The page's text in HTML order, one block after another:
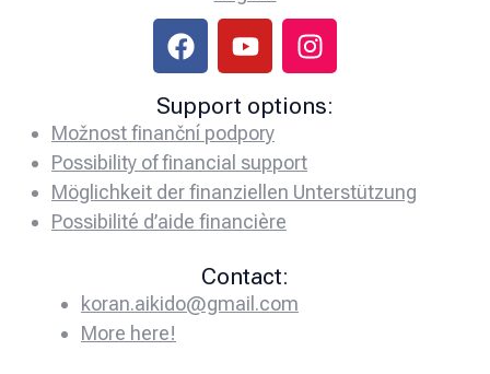
Support options:
Možnost finanční podpory
Possibility of financial support
Möglichkeit der finanziellen Unterstützung
Possibilité d’aide financière
Contact:
koran.aikido@gmail.com
More here!